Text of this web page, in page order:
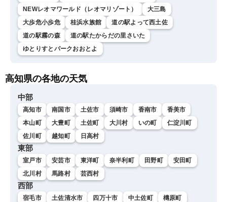
NEWレオマワールド（レオマリゾート）
大三島
大歩危小歩危
桂浜水族館
道の駅よって西土佐
道の駅霧の森
道の駅たからだの里さいた
ゆとりすとパークおおとよ
高知県の各地の天気
中部
高知市 南国市 土佐市 須崎市 香南市
香美市
本山町
大豊町 土佐町 大川村 いの町
仁淀川町
佐川町
越知町 日高村
東部
室戸市 安芸市 東洋町 奈半利町 田野町
安田町
北川村
馬路村 芸西村
西部
宿毛市 土佐清水市 四万十市 中土佐町 檮原町